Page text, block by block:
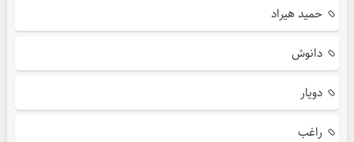
حمید هیراد
دانوش
دویار
راغب